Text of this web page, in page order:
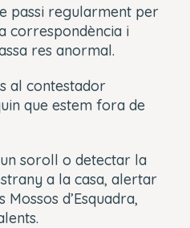
passi regularment per
correspondència i
res anormal.
al contestador
que estem fora de
soroll o detectar la
a la casa, alertar
d’Esquadra,